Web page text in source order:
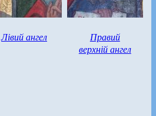
Лівий ангел
Правий
верхній ангел